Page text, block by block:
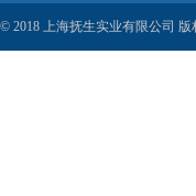
© 2018 上海抚生实业有限公司 版